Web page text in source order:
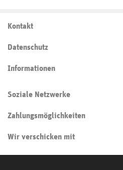
Kontakt
Datenschutz
Informationen
Soziale Netzwerke
Zahlungsmöglichkeiten
Wir verschicken mit